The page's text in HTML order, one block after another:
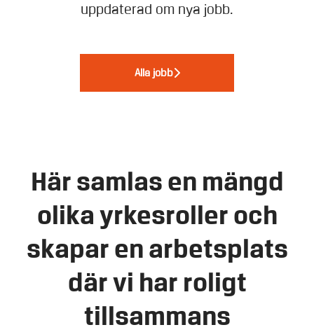
uppdaterad om nya jobb.
Alla jobb
Här samlas en mängd
olika yrkesroller och
skapar en arbetsplats
där vi har roligt
tillsammans